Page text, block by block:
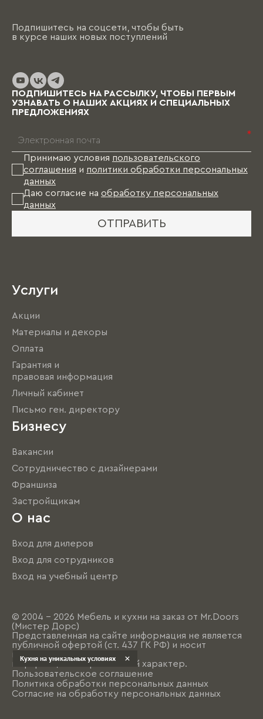
Подпишитесь на соцсети, чтобы быть
в курсе наших новых поступлений
ПОДПИШИТЕСЬ НА РАССЫЛКУ, ЧТОБЫ ПЕРВЫМ
УЗНАВАТЬ О НАШИХ АКЦИЯХ И СПЕЦИАЛЬНЫХ
ПРЕДЛОЖЕНИЯХ
*
Принимаю условия пользовательского
соглашения и политики обработки персональных
данных
Даю согласие на обработку персональных
данных
ОТПРАВИТЬ
Услуги
Акции
Материалы и декоры
Оплата
Гарантия и
правовая информация
Личный кабинет
Письмо ген. директору
Бизнесу
Вакансии
Сотрудничество с дизайнерами
Франшиза
Застройщикам
О нас
Вход для дилеров
Вход для сотрудников
Вход на учебный центр
© 2004 - 2026 Мебель и кухни на заказ от Mr.Doors
(Мистер Дорс)
Представленная на сайте информация не является
публичной офертой (ст. 437 ГК РФ) и носит
исключительно
информационно-рекламный характер.
Пользовательское соглашение
Политика обработки персональных данных
Согласие на обработку персональных данных
Кухня на уникальных условиях